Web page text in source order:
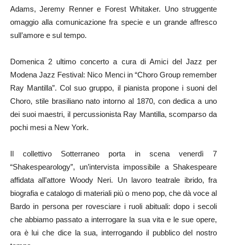
Adams, Jeremy Renner e Forest Whitaker. Uno struggente
omaggio alla comunicazione fra specie e un grande affresco
sull’amore e sul tempo.
Domenica 2 ultimo concerto a cura di Amici del Jazz per
Modena Jazz Festival: Nico Menci in “Choro Group remember
Ray Mantilla”. Col suo gruppo, il pianista propone i suoni del
Choro, stile brasiliano nato intorno al 1870, con dedica a uno
dei suoi maestri, il percussionista Ray Mantilla, scomparso da
pochi mesi a New York.
Il collettivo Sotterraneo porta in scena venerdì 7
“Shakespearology”, un’intervista impossibile a Shakespeare
affidata all’attore Woody Neri. Un lavoro teatrale ibrido, fra
biografia e catalogo di materiali più o meno pop, che dà voce al
Bardo in persona per rovesciare i ruoli abituali: dopo i secoli
che abbiamo passato a interrogare la sua vita e le sue opere,
ora è lui che dice la sua, interrogando il pubblico del nostro